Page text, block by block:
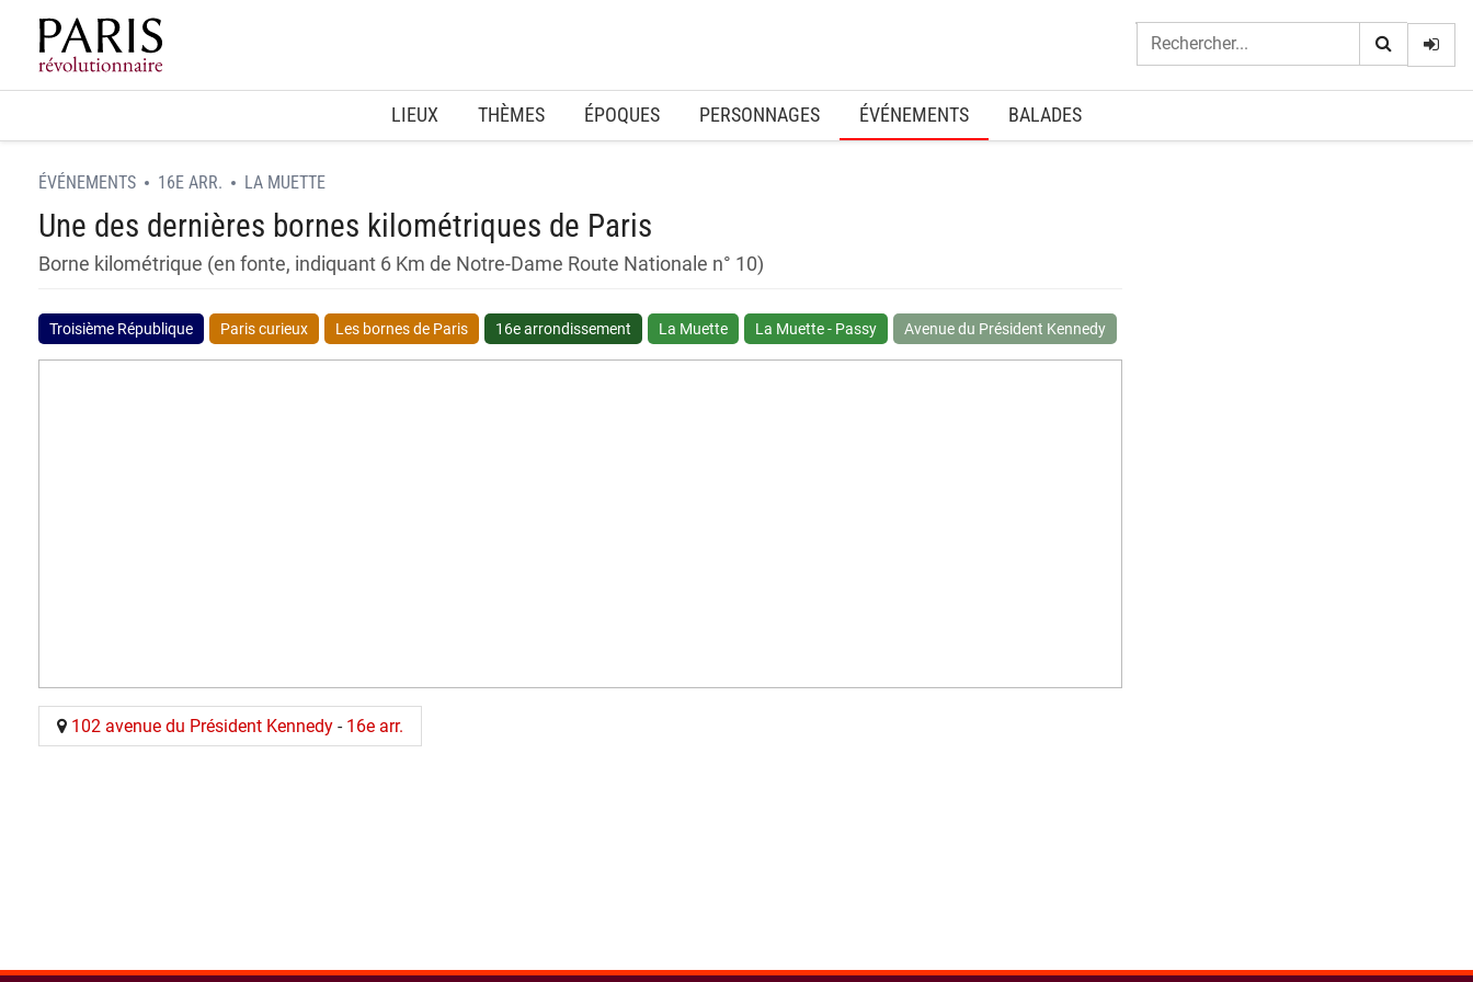
Home
LIEUX THÈMES ÉPOQUES PERSONNAGES ÉVÉNEMENTS BALADES
ÉVÉNEMENTS 16E ARR. LA MUETTE
Une des dernières bornes kilométriques de Paris
Borne kilométrique (en fonte, indiquant 6 Km de Notre-Dame Route Nationale n° 10)
Troisième République Paris curieux Les bornes de Paris 16e arrondissement La Muette La Muette - Passy Avenue du Président Kennedy
102 avenue du Président Kennedy - 16e arr.